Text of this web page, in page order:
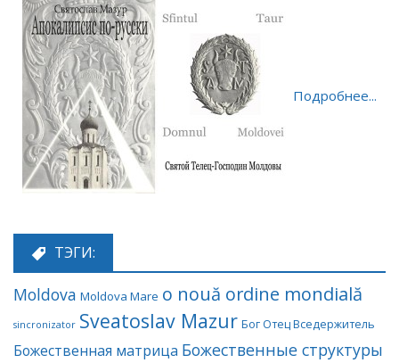
Подробнее...
ТЭГИ:
Moldova Moldova Mare o nouă ordine mondială
sincronizator Sveatoslav Mazur Бог Отец Вседержитель
Божественная матрица Божественные структуры